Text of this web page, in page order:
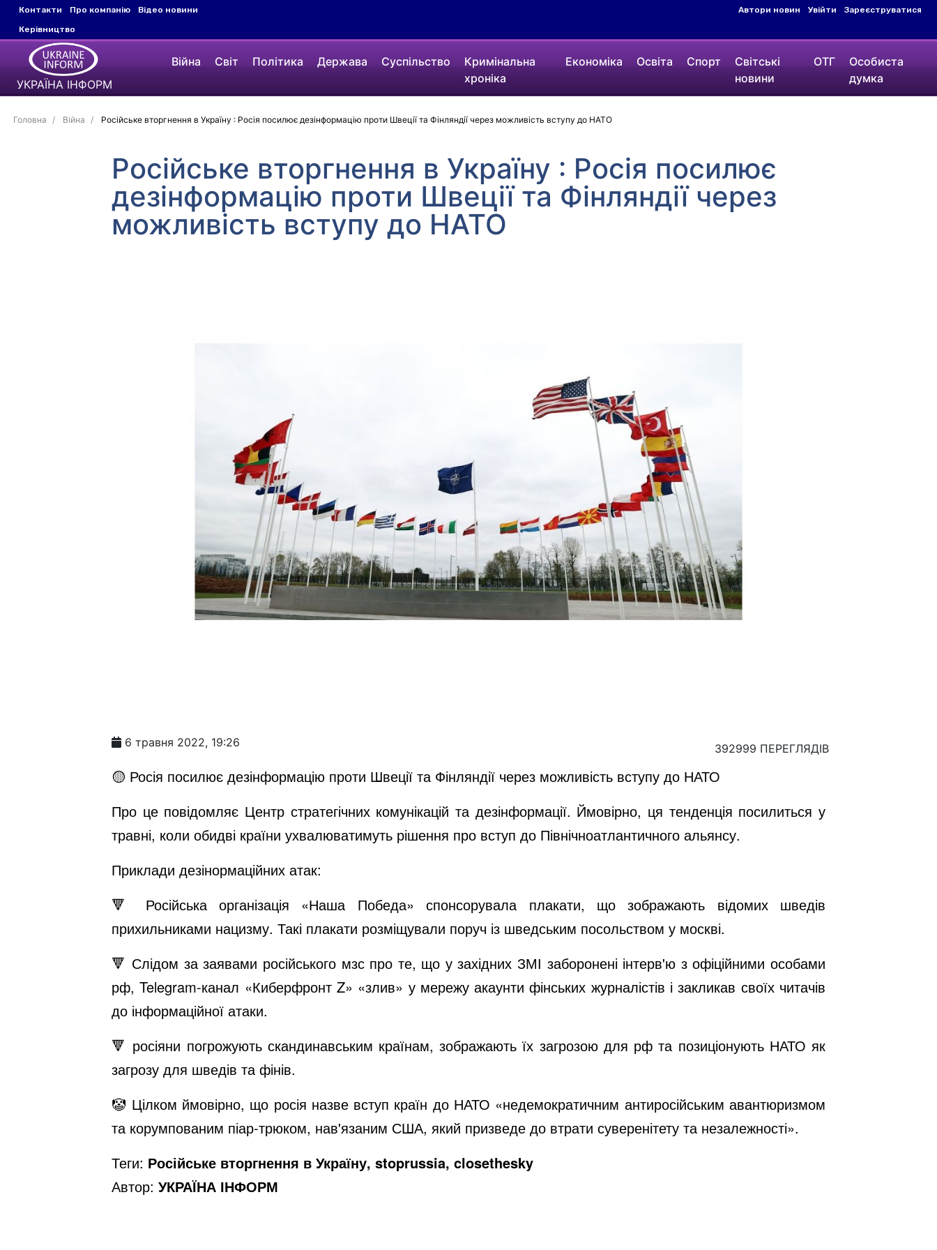
Контакти Про компанію
Відео новини
Керівництво
Автори новин Увійти Зареєструватися
УКРАЇНА ІНФОРМ
Війна Світ Політика Держава Суспільство
Кримінальна
хроніка
Економіка Освіта Спорт
Світські
новини
ОТГ
Особиста
думка
Головна Війна Російське вторгнення в Україну : Росія посилює дезінформацію проти Швеції та Фінляндії через можливість вступу до НАТО
Російське вторгнення в Україну : Росія посилює
дезінформацію проти Швеції та Фінляндії через
можливість вступу до НАТО
6 травня 2022, 19:26 392999 ПЕРЕГЛЯДІВ
🟡 Росія посилює дезінформацію проти Швеції та Фінляндії через можливість вступу до НАТО
Про це повідомляє Центр стратегічних комунікацій та дезінформації. Ймовірно, ця тенденція посилиться у
травні, коли обидві країни ухвалюватимуть рішення про вступ до Північноатлантичного альянсу.
Приклади дезінормаційних атак:
🔻 Російська організація «Наша Победа» спонсорувала плакати, що зображають відомих шведів
прихильниками нацизму. Такі плакати розміщували поруч із шведським посольством у москві.
🔻 Слідом за заявами російського мзс про те, що у західних ЗМІ заборонені інтерв'ю з офіційними особами
рф, Telegram-канал «Киберфронт Z» «злив» у мережу акаунти фінських журналістів і закликав своїх читачів
до інформаційної атаки.
🔻 росіяни погрожують скандинавським країнам, зображають їх загрозою для рф та позиціонують НАТО як
загрозу для шведів та фінів.
🤡 Цілком ймовірно, що росія назве вступ країн до НАТО «недемократичним антиросійським авантюризмом
та корумпованим піар-трюком, нав'язаним США, який призведе до втрати суверенітету та незалежності».
Теги: Російське вторгнення в Україну, stoprussia, closethesky
Автор: УКРАЇНА ІНФОРМ